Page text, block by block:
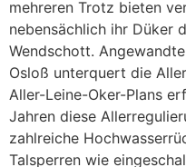
mehreren Trotz bieten
nebensächlich ihr Düker
Wendschott.
Osloß unterquert die
Aller-Leine-Oker-Plans
Jahren diese
zahlreiche
Talsperren wie